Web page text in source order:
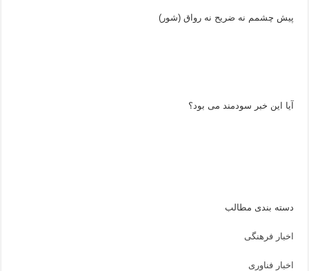
پیش چشمم نه ضریح نه رواق (شور)
آیا این خبر سودمند می بود؟
دسته بندی مطالب
اخبار فرهنگی
اخبار فناوری